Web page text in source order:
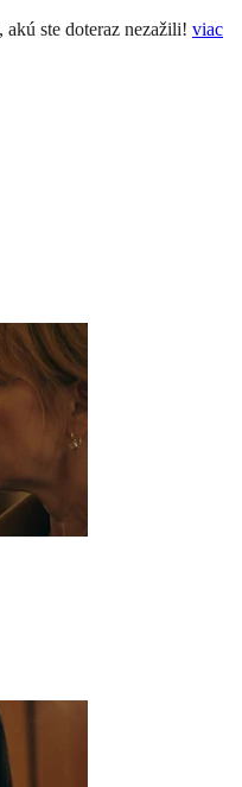
akú ste doteraz nezažili! viac